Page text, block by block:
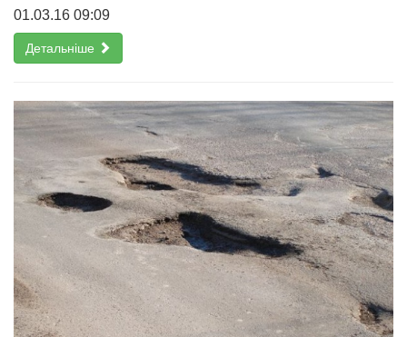
01.03.16 09:09
Детальніше